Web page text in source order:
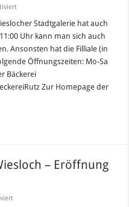
für
Rutz
der
Stadtgalerie
Wiesloch
auch
Sonntags
geöffnet
Stadtgalerie hat auch
Uhr kann man sich auch
Ansonsten hat die Filliale (in
Öffnungszeiten: Mo-Sa
Bäckerei
Zur Homepage der
– Eröffnung
für